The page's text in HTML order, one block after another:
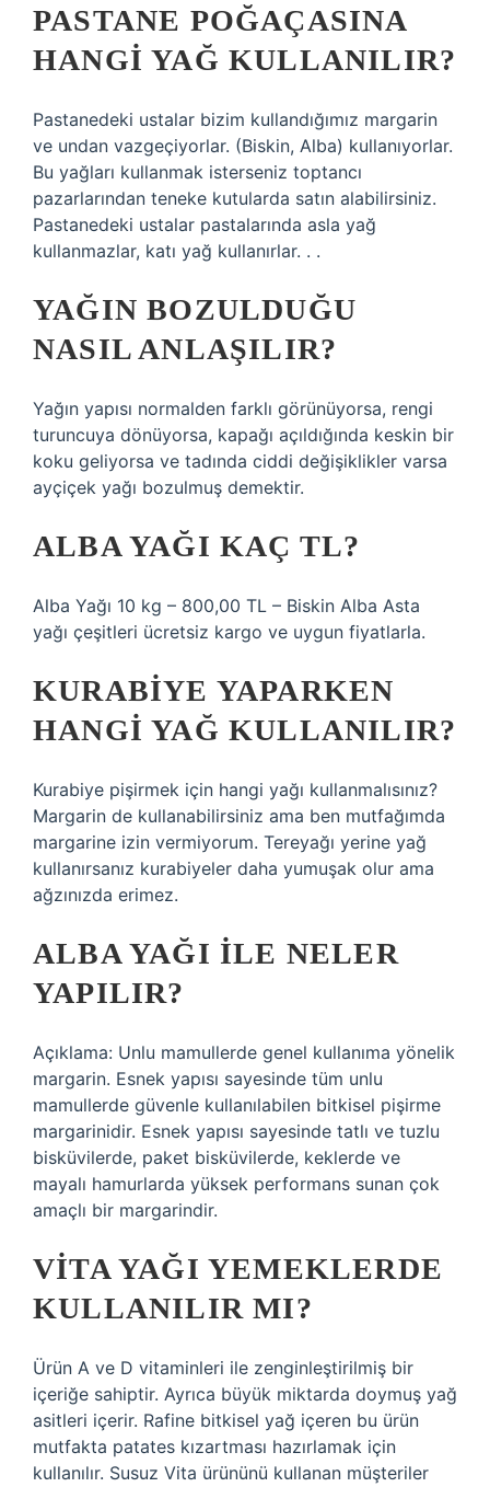
PASTANE POĞAÇASINA
HANGI YAĞ KULLANILIR?
Pastanedeki ustalar bizim kullandığımız margarin
ve undan vazgeçiyorlar. (Biskin, Alba) kullanıyorlar.
Bu yağları kullanmak isterseniz toptancı
pazarlarından teneke kutularda satın alabilirsiniz.
Pastanedeki ustalar pastalarında asla yağ
kullanmazlar, katı yağ kullanırlar. . .
YAĞIN BOZULDUĞU
NASIL ANLAŞILIR?
Yağın yapısı normalden farklı görünüyorsa, rengi
turuncuya dönüyorsa, kapağı açıldığında keskin bir
koku geliyorsa ve tadında ciddi değişiklikler varsa
ayçiçek yağı bozulmuş demektir.
ALBA YAĞI KAÇ TL?
Alba Yağı 10 kg – 800,00 TL – Biskin Alba Asta
yağı çeşitleri ücretsiz kargo ve uygun fiyatlarla.
KURABIYE YAPARKEN
HANGI YAĞ KULLANILIR?
Kurabiye pişirmek için hangi yağı kullanmalısınız?
Margarin de kullanabilirsiniz ama ben mutfağımda
margarine izin vermiyorum. Tereyağı yerine yağ
kullanırsanız kurabiyeler daha yumuşak olur ama
ağzınızda erimez.
ALBA YAĞI ILE NELER
YAPILIR?
Açıklama: Unlu mamullerde genel kullanıma yönelik
margarin. Esnek yapısı sayesinde tüm unlu
mamullerde güvenle kullanılabilen bitkisel pişirme
margarinidir. Esnek yapısı sayesinde tatlı ve tuzlu
bisküvilerde, paket bisküvilerde, keklerde ve
mayalı hamurlarda yüksek performans sunan çok
amaçlı bir margarindir.
VITA YAĞI YEMEKLERDE
KULLANILIR MI?
Ürün A ve D vitaminleri ile zenginleştirilmiş bir
içeriğe sahiptir. Ayrıca büyük miktarda doymuş yağ
asitleri içerir. Rafine bitkisel yağ içeren bu ürün
mutfakta patates kızartması hazırlamak için
kullanılır. Susuz Vita ürününü kullanan müşteriler